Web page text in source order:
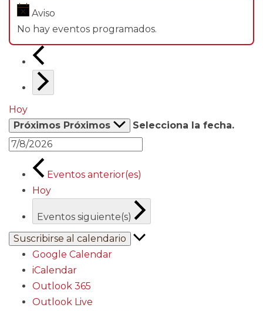
Aviso
No hay eventos programados.
Hoy
Próximos Próximos Selecciona la fecha.
Eventos anterior(es)
Hoy
Eventos siguiente(s)
Suscribirse al calendario
Google Calendar
iCalendar
Outlook 365
Outlook Live